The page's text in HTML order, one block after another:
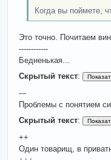
Когда вы поймете,
Это точно. Почитаем
------------
Бедненькая...
Скрытый текст:
---
Проблемы с понятием
Скрытый текст:
++
Один товарищ, в